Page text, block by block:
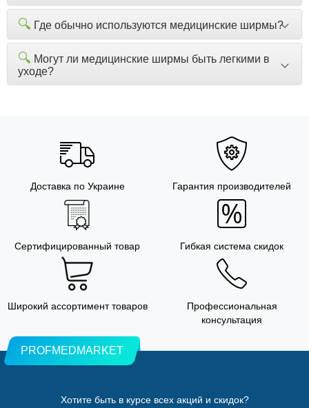
🔍 Где обычно используются медицинские ширмы?
🔍 Могут ли медицинские ширмы быть легкими в
уходе?
Доставка по Украине Гарантия производителей
Сертифицированный товар Гибкая система скидок
Широкий ассортимент товаров
Профессиональная
консультация
PROFMEDMARKET
Хотите быть в курсе всех акций и скидок?